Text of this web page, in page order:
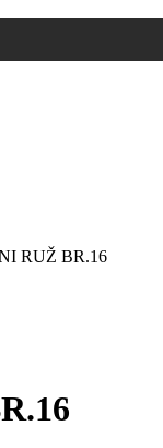
RUŽ BR.16